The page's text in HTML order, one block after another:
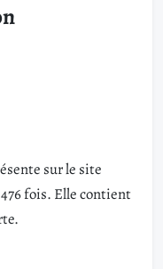
sur le site
fois. Elle contient